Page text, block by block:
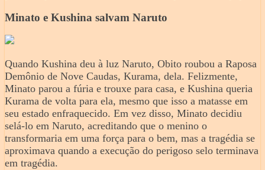
Minato e Kushina salvam Naruto
Quando Kushina deu à luz Naruto, Obito roubou a Raposa
Demônio de Nove Caudas, Kurama, dela. Felizmente,
Minato parou a fúria e trouxe para casa, e Kushina queria
Kurama de volta para ela, mesmo que isso a matasse em
seu estado enfraquecido. Em vez disso, Minato decidiu
selá-lo em Naruto, acreditando que o menino o
transformaria em uma força para o bem, mas a tragédia se
aproximava quando a execução do perigoso selo terminava
em tragédia.